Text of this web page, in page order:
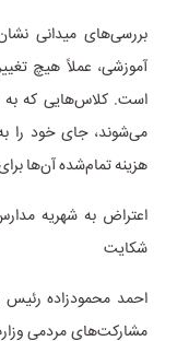
بررسی‌های میدانی
آموزشی، عملاً هیچ
است. کلاس‌هایی که به
می‌شوند، جای خود را
هزینه تمام‌شده آن‌ها
اعتراض به شهریه
شکایت
احمد محمودزاده رئیس
مشارکت‌های مردمی